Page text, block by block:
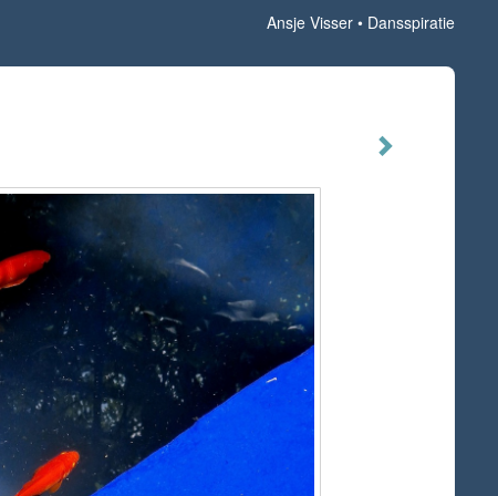
Ansje Visser Dansspiratie